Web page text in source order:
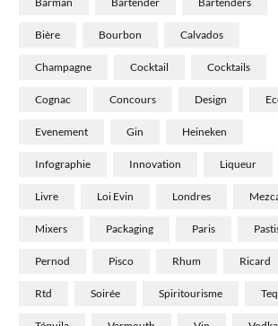
Bière Bourbon Calvados
Champagne Cocktail Cocktails
Cognac Concours Design
Evenement Gin Heineken
Infographie Innovation Liqueur
Livre Loi Evin Londres
Mixers Packaging Paris
Pernod Pisco Rhum Ricard
Rtd Soirée Spiritourisme